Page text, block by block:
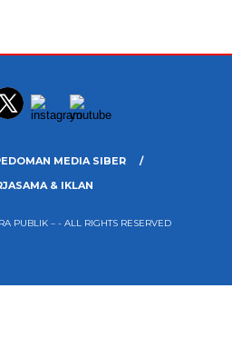
MEDIA SIBER
& IKLAN
PUBLIK – - ALL RIGHTS RESERVED